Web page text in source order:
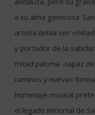
a su alma generosa.
artista debía ser
y portador de la
mitad paloma -capaz
caminos y nuevas
homenaje musical
el legado inmortal de